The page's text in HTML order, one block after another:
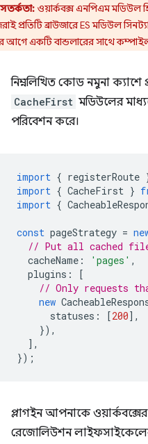
সতর্কতা: ওয়ার্কবক্স এনপিএম মডিউল
প্রতিটি ব্রাউজারে ES মডিউল
আগে একটি বান্ডলারের সাথে
নিম্নলিখিত কোড নমুনা
CacheFirst মডিউলের
পরিবেশন করে।
import { registerRoute
import { CacheFirst }
import {
const pageStrategy =
// Put all cached
cacheName : 'pages' ,
plugins :
[
// Only requests
new
statuses : [200],
}),
],
});
প্লাগইন আপনাকে
রেজোলিউশন